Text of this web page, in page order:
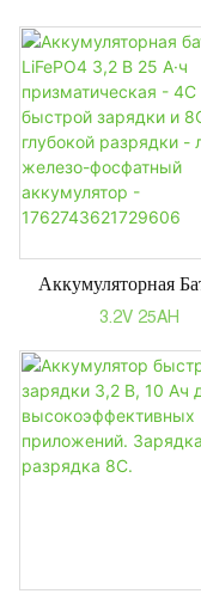
Электромобилей
Аккумуляторная
LiFePO4 3,2 В 25
Быстрой Зарядки
Глубокой Разрядки -
Железо-
Аккумулятор -
3.2V 25AH